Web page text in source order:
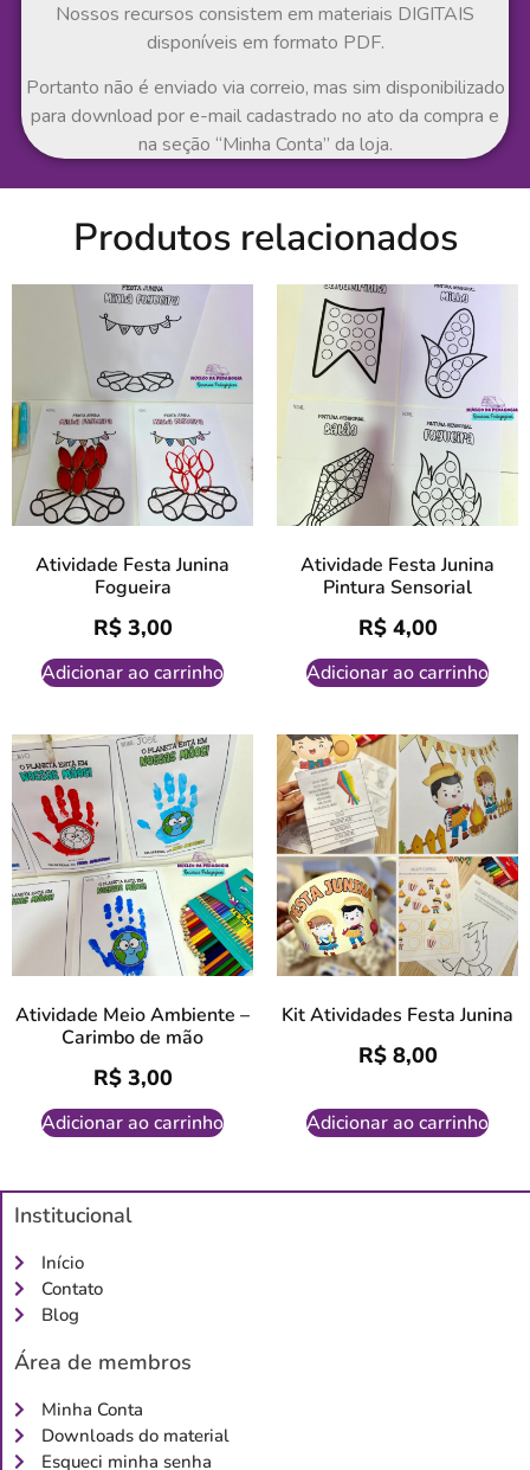
Nossos recursos consistem em materiais DIGITAIS
disponíveis em formato PDF.
Portanto não é enviado via correio, mas sim disponibilizado
para download por e-mail cadastrado no ato da compra e
na seção “Minha Conta” da loja.
Produtos relacionados
Atividade Festa Junina
Fogueira
R$3,00
Adicionar ao carrinho
Atividade Festa Junina
Pintura Sensorial
R$4,00
Adicionar ao carrinho
Atividade Meio Ambiente –
Carimbo de mão
R$3,00
Adicionar ao carrinho
Kit Atividades Festa Junina
R$8,00
Adicionar ao carrinho
Institucional
Início
Contato
Blog
Área de membros
Minha Conta
Downloads do material
Esqueci minha senha